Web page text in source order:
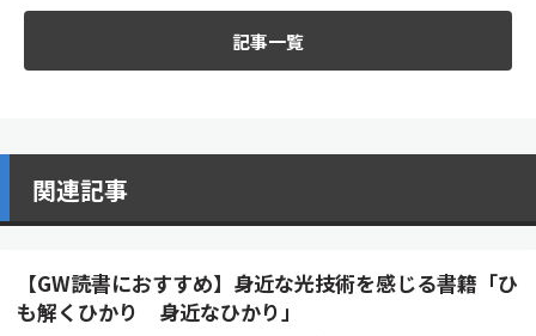
記事一覧
関連記事
【GW読書におすすめ】身近な光技術を感じる書籍「ひ
も解くひかり 身近なひかり」